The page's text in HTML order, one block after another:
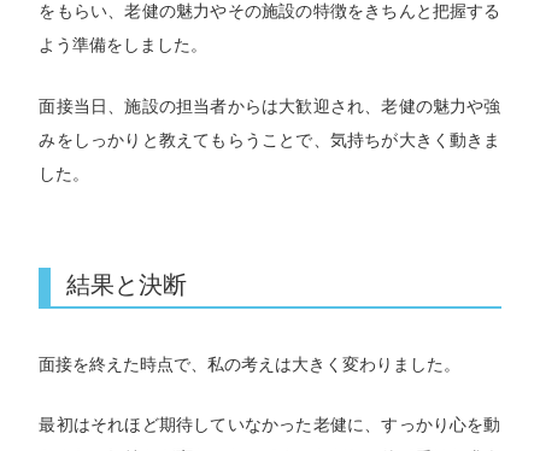
をもらい、老健の魅力やその施設の特徴をきちんと把握する
よう準備をしました。
面接当日、施設の担当者からは大歓迎され、老健の魅力や強
みをしっかりと教えてもらうことで、気持ちが大きく動きま
した。
結果と決断
面接を終えた時点で、私の考えは大きく変わりました。
最初はそれほど期待していなかった老健に、すっかり心を動